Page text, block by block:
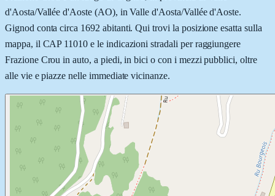
d'Aosta/Vallée d'Aoste (AO), in Valle d'Aosta/Vallée d'Aoste.
Gignod conta circa 1692 abitanti. Qui trovi la posizione esatta sulla
mappa, il CAP 11010 e le indicazioni stradali per raggiungere
Frazione Crou in auto, a piedi, in bici o con i mezzi pubblici, oltre
alle vie e piazze nelle immediate vicinanze.